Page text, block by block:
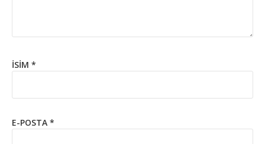
İSIM *
E-POSTA *